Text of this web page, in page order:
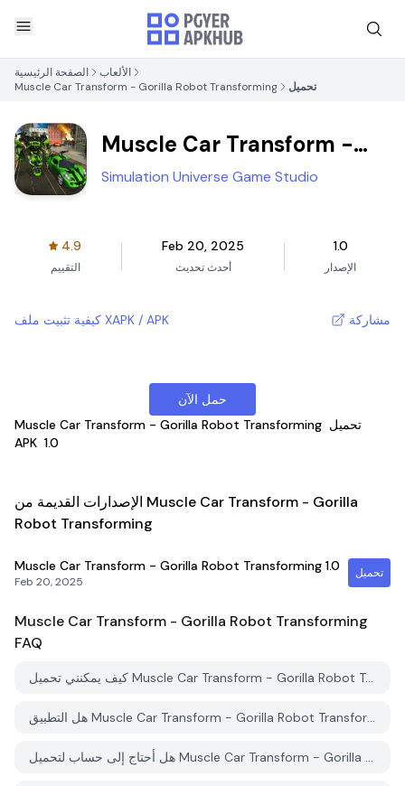
الصفحة الرئيسية
الألعاب
Muscle Car Transform - Gorilla Robot Transforming
تحميل
Muscle Car Transform -
Gorilla Robot Transforming
Simulation Universe Game Studio
4.9
التقييم
Feb 20, 2025
أحدث تحديث
1.0
الإصدار
كيفية تثبيت ملف XAPK / APK مشاركة
حمل الآن
Muscle Car Transform - Gorilla Robot Transforming تحميل
APK 1.0
الإصدارات القديمة من Muscle Car Transform - Gorilla
Robot Transforming
Muscle Car Transform - Gorilla Robot Transforming 1.0
Feb 20, 2025
تحميل
Muscle Car Transform - Gorilla Robot Transforming
FAQ
كيف يمكنني تحميل Muscle Car Transform - Gorilla Robot Transforming من PGYER APK HUB؟
هل التطبيق Muscle Car Transform - Gorilla Robot Transforming على PGYER APK HUB مجاني للتحميل؟
هل أحتاج إلى حساب لتحميل Muscle Car Transform - Gorilla Robot Transforming من PGYER APK HUB؟